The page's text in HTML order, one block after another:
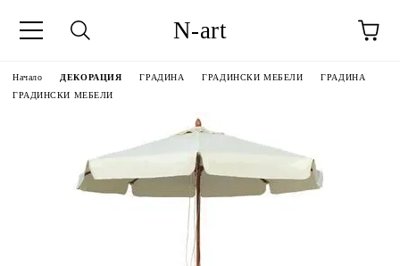
N-art
Начало ДЕКОРАЦИЯ ГРАДИНА ГРАДИНСКИ МЕБЕЛИ
ГРАДИНА
ГРАДИНСКИ МЕБЕЛИ